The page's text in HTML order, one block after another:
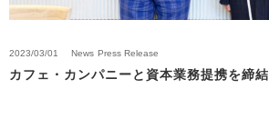
2023/03/01 News Press Release
カフェ・カンパニーと資本業務提携を締結